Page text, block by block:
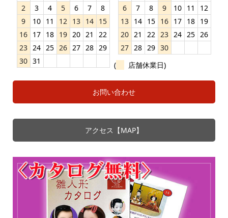
2
3 4 5 6 7
8
9
10 11 12 13 14 15
16 17 18 19 20 21
22
23 24 25 26 27 28 29
30 31
6
7 8 9 10 11
12
13 14 15 16 17 18 19
20 21 22 23 24 25 26
27 28 29 30
(
店舗休業日)
お問い合わせ
アクセス【MAP】